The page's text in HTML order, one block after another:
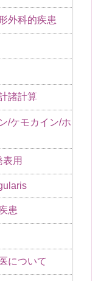
外科的疾患
諸計算
/ケモカイン/ホ
用
患
について